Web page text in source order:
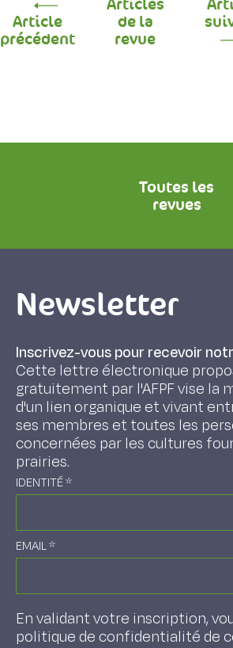
Article
précédent
de la
revue
Toutes les
revues
Newsletter
Inscrivez-vous pour recevoir
Cette lettre électronique
gratuitement par l'AFPF vise la
d'un lien organique et vivant
ses membres et toutes les
concernées par les cultures
prairies.
IDENTITÉ*
EMAIL*
En validant votre inscription,
politique de confidentialité de